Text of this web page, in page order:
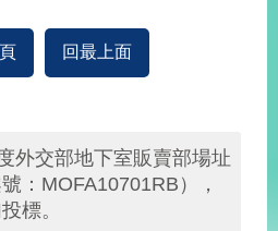
回最上面
外交部地下室販賣部場址
：MOFA10701RB），
標。